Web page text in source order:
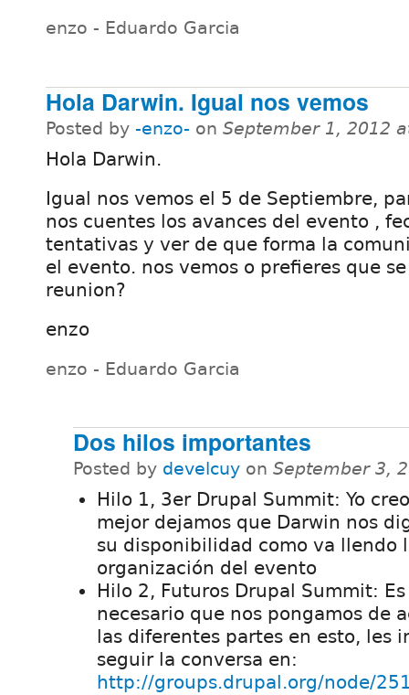
enzo - Eduardo Garcia
Hola Darwin. Igual nos vemos
Posted by -enzo- on September 1, 2012
Hola Darwin.
Igual nos vemos el 5 de Septiembre,
nos cuentes los avances del evento ,
tentativas y ver de que forma la
el evento. nos vemos o prefieres que
reunion?
enzo
enzo - Eduardo Garcia
Dos hilos importantes
Posted by develcuy on September 3,
Hilo 1, 3er Drupal Summit: Yo
mejor dejamos que Darwin nos
su disponibilidad como va llendo
organización del evento
Hilo 2, Futuros Drupal Summit: Es
necesario que nos pongamos de
las diferentes partes en esto, les
seguir la conversa en:
http://groups.drupal.org/node/